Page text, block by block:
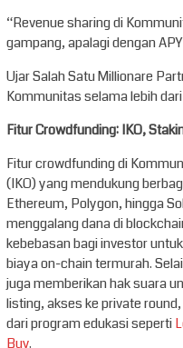
“Revenue sharing di
gampang, apalagi dengan
Ujar Salah Satu Millionare
Kommunitas selama lebih
Fitur Crowdfunding: IKO,
Fitur crowdfunding di
(IKO) yang mendukung
Ethereum, Polygon, hingga
menggalang dana di
kebebasan bagi investor
biaya on-chain termurah.
juga memberikan hak suara
listing, akses ke private
dari program edukasi seperti
Buy.